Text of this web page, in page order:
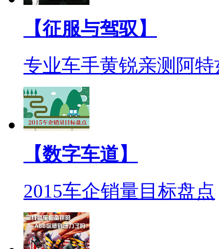
【征服与驾驭】
专业车手黄锐亲测阿特
【数字车道】
2015车企销量目标盘点